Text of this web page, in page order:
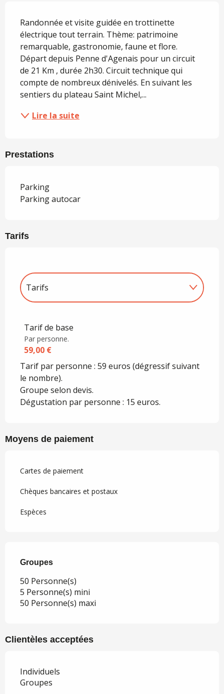
Randonnée et visite guidée en trottinette
électrique tout terrain. Thème: patrimoine
remarquable, gastronomie, faune et flore.
Départ depuis Penne d'Agenais pour un circuit
de 21 Km , durée 2h30. Circuit technique qui
compte de nombreux dénivelés. En suivant les
sentiers du plateau Saint Michel,...
Lire la suite
Prestations
Parking
Parking autocar
Tarifs
Tarifs
Tarif de base
Par personne.
59,00 €
Tarif par personne : 59 euros (dégressif suivant
le nombre).
Groupe selon devis.
Dégustation par personne : 15 euros.
Moyens de paiement
Cartes de paiement
Chèques bancaires et postaux
Espèces
Groupes
Groupes
50 Personne(s)
5 Personne(s) mini
50 Personne(s) maxi
Clientèles acceptées
Individuels
Groupes